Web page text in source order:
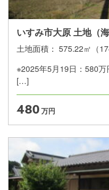
いすみ市大原 土地（
土地面積： 575.22㎡（
※2025年5月19日：580
[…]
480万円